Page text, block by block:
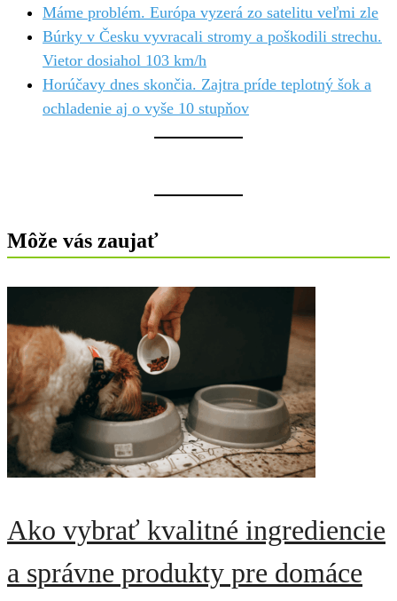
Máme problém. Európa vyzerá zo satelitu veľmi zle
Búrky v Česku vyvracali stromy a poškodili strechu.
Vietor dosiahol 103 km/h
Horúčavy dnes skončia. Zajtra príde teplotný šok a
ochladenie aj o vyše 10 stupňov
Môže vás zaujať
Ako vybrať kvalitné ingrediencie
a správne produkty pre domáce